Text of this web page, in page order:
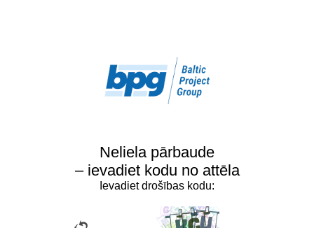
Neliela pārbaude
– ievadiet kodu no attēla
Ievadiet drošības kodu: